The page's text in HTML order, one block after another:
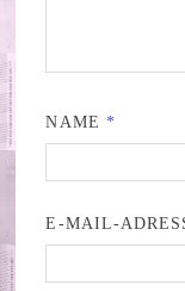
NAME *
E-MAIL-